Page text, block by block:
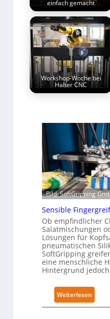
einfach gemacht
Workshop-Woche bei
Halter CNC
Bild: SoftGripping
Sensible
Ob empfindlicher
Salatmischungen
Lösungen für
pneumatischen
SoftGripping
eine menschliche
Hintergrund
Weiterlesen
S